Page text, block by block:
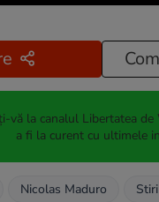
vă la canalul Libertatea
a fi la curent cu ultimele
Nicolas Maduro